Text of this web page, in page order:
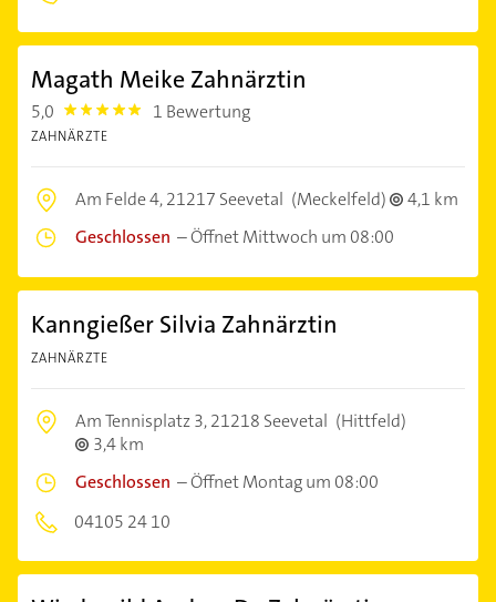
Magath Meike Zahnärztin
5,0 5.0 1 Bewertung
ZAHNÄRZTE
Am Felde 4,21217 Seevetal (Meckelfeld)
4,1 km
Geschlossen –Öffnet Mittwoch um 08:00
Kanngießer Silvia Zahnärztin
ZAHNÄRZTE
Am Tennisplatz 3,21218 Seevetal (Hittfeld)
3,4 km
Geschlossen –Öffnet Montag um 08:00
04105 24 10